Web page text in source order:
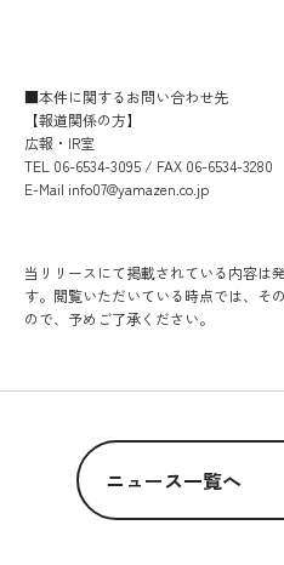
■本件に関するお問い合わせ先
【報道関係の方】
広報・IR室
TEL 06-6534-3095 / FAX 06-6534-3280
E-Mail info07@yamazen.co.jp
当リリースにて掲載されている内容は
す。閲覧いただいている時点では、そ
ので、予めご了承ください。
ニュース一覧へ